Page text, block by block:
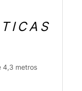
4,3 metros